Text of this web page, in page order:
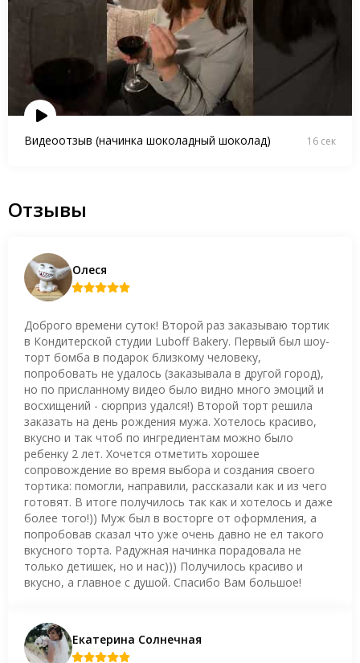
Видеоотзыв (начинка шоколадный шоколад) 16 сек
Отзывы
Олеся
Доброго времени суток! Второй раз заказываю тортик
в Кондитерской студии Luboff Bakery. Первый был шоу-
торт бомба в подарок близкому человеку,
попробовать не удалось (заказывала в другой город),
но по присланному видео было видно много эмоций и
восхищений - сюрприз удался!) Второй торт решила
заказать на день рождения мужа. Хотелось красиво,
вкусно и так чтоб по ингредиентам можно было
ребенку 2 лет. Хочется отметить хорошее
сопровождение во время выбора и создания своего
тортика: помогли, направили, рассказали как и из чего
готовят. В итоге получилось так как и хотелось и даже
более того!)) Муж был в восторге от оформления, а
попробовав сказал что уже очень давно не ел такого
вкусного торта. Радужная начинка порадовала не
только детишек, но и нас))) Получилось красиво и
вкусно, а главное с душой. Спасибо Вам большое!
Екатерина Солнечная